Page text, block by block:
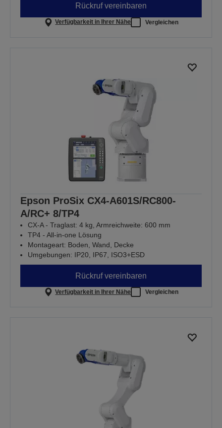
Rückruf vereinbaren
Verfügbarkeit in Ihrer Nähe Vergleichen
Epson ProSix CX4-A601S/RC800-
A/RC+ 8/TP4
CX-A - Traglast: 4 kg, Armreichweite: 600 mm
TP4 - All-in-one Lösung
Montageart: Boden, Wand, Decke
Umgebungen: IP20, IP67, ISO3+ESD
Rückruf vereinbaren
Verfügbarkeit in Ihrer Nähe Vergleichen